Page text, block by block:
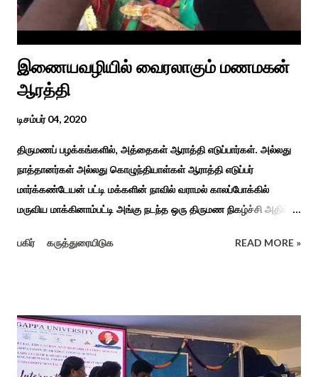
முறை, உறவுகள் சார்ந்த உயிர்ப்பான ...
இணையவழியில் வைரலாகும் மணமகன்
ஆரத்தி
டிசம்பர் 04, 2020
திருமணப் பழக்கங்களில், அத்தைகள் ஆராத்தி எடுப்பார்கள். அல்லது
நாத்தானர்கள் அல்லது கொழுந்தியாள்கள் ஆராத்தி எடுப்பர்
மார்க்கண்டேயன் பட்டி மக்களின் நாவில் வராமல் காலப்போக்கில்
மருவிய மாக்கினாம்பட்டி அங்கு நடந்த ஒரு திருமண நிகழ்ச்சி அதில்
ஆராத்தியெடுத்த கொழுந்தியாள்கள் பாடிய ஆராத்தி பாட்டு ஒன்று 30
வைரலாகிகி யது. தமிழகத்தில் ஒவ்வொரு குடும்பத்திற்கும் திருமணப்
பழக்க வழக்கங்கள் ஜாதிய சமூக ரீதியாக வேறுபடும். அந்த வகையில்,
ஆராத்தி எடுக்கும் முறையும் சற்று வேறுபடுடன் தான் இருக்கும்.அப்படி
பகிர் கருத்துரையிடுக READ MORE »